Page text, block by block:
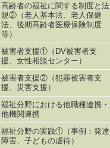
高齢者の福祉に関する制度と法
規②（老人基本法、老人保健
法、後期高齢者医療保険制度
等）
被害者支援①（DV被害者支
援、女性相談センター）
被害者支援②（犯罪被害者支
援、災害支援）
福祉分野における他職種連携・
他機関連携
福祉分野の実践①（事例：発達
障害、子どもの虐待）